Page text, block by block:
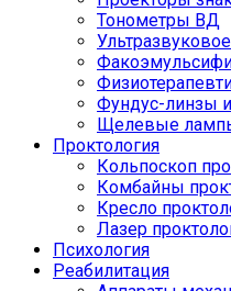
Тонометры ВД
Фундус-линзы
Щелевые
Проктология
Кольпоскоп
Комбайны
Кресло
Лазер
Психология
Реабилитация